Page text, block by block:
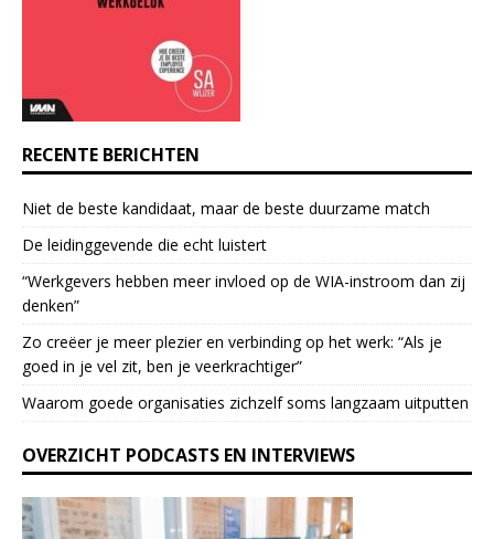
.
l
e
a
s
e
l
a
v
t
h
i
s
RECENTE BERICHTEN
Niet de beste kandidaat, maar de beste duurzame match
De leidinggevende die echt luistert
“Werkgevers hebben meer invloed op de WIA-instroom dan zij
denken”
Zo creëer je meer plezier en verbinding op het werk: “Als je
goed in je vel zit, ben je veerkrach­tiger”
Waarom goede organisaties zichzelf soms langzaam uitputten
OVERZICHT PODCASTS EN INTERVIEWS